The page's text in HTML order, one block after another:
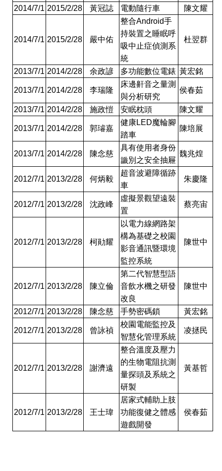
2014/7/1 2015/2/28 黃冠誌 電動隨行車 陳文耀
2014/7/1 2015/2/28 嚴中佑
整合Android手
持裝置之睡眠呼
吸中止症偵測系
統
杜翌群
2013/7/1 2014/2/28 余政諺 多功能數位電錶 黃宏銘
2013/7/1 2014/2/28 李瑞隆
床邊鼾音之量測
與分析研究
侯春茹
2013/7/1 2014/2/28 施政愷 安眠枕頭 陳文耀
2013/7/1 2014/2/28 郭璿嘉
健康LED魔輪腳
踏車
陳培展
2013/7/1 2014/2/28 陳念慈
具有使用者身份
識別之安全抽屜
魏兆煌
2012/7/1 2013/2/28 何炳毅
超音波避障循跡
車
朱慶隆
2012/7/1 2013/2/28 沈政峰
虛擬景觀望遠裝
置
蔡亮宙
2012/7/1 2013/2/28 柯勛耀
以電力線網路架
構為基礎之校園
影音通訊暨環境
監控系統
陳世中
2012/7/1 2013/2/28 陳立倫
第二代智慧型語
音飲水機之研發
改良
陳世中
2012/7/1 2013/2/28 陳念慈 手勢密碼鎖 黃宏銘
2012/7/1 2013/2/28 曾詠禎
校園電能監控及
智慧化管理系統
凌拯民
2012/7/1 2013/2/28 謝濟遠
整合溫度及壓力
的生物電阻抗測
量探頭及系統之
研製
黃基哲
2012/7/1 2013/2/28 王士瑋
居家式輔助上肢
功能復健之體感
遊戲開發
侯春茹